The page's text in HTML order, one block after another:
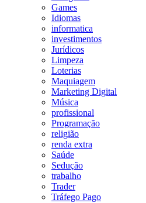
Games
Idiomas
informatica
investimentos
Jurídicos
Limpeza
Loterias
Maquiagem
Marketing Digital
Música
profissional
Programação
religião
renda extra
Saúde
Sedução
trabalho
Trader
Tráfego Pago